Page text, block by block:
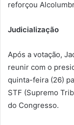
reforçou
Judicialização
Após a votação,
reunir com o
quinta-feira (26)
STF (Supremo
do Congresso.